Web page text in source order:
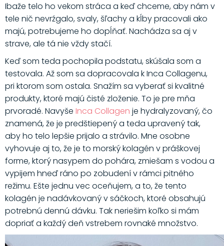
Ibaže telo ho vekom stráca a keď chceme, aby nám v
tele nič nevrźgalo, svaly, šľachy a kĺby pracovali ako
majú, potrebujeme ho dopĺňať. Nachádza sa aj v
strave, ale tá nie vždy stačí.
Keď som teda pochopila podstatu, skúšala som a
testovala. Až som sa dopracovala k Inca Collagenu,
pri ktorom som ostala. Snažím sa vyberať si kvalitné
produkty, ktoré majú čisté zloženie. To je pre mňa
prvoradé. Navyše Inca Collagen je hydralyzovaný, čo
znamená, že je predštiepený a teda upravený tak,
aby ho telo lepšie prijalo a strávilo. Mne osobne
vyhovuje aj to, že je to morský kolagén v práškovej
forme, ktorý nasypem do pohára, zmiešam s vodou a
vypijem hneď ráno po zobudení v rámci pitného
režimu. Ešte jednu vec oceňujem, a to, že tento
kolagén je nadávkovaný v sáčkoch, ktoré obsahujú
potrebnú dennú dávku. Tak neriešim koľko si mám
dopriať a každý deň vstrebem rovnaké množstvo.